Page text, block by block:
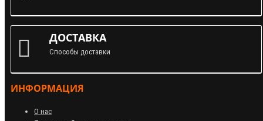
ДОСТАВКА
Способы доставки
ИНФОРМАЦИЯ
О нас